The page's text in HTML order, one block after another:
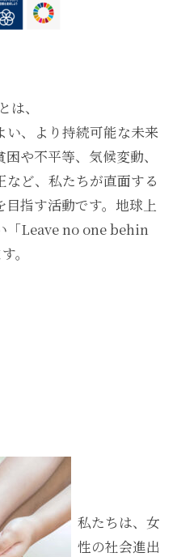
、
い、より持続可能な未来
や不平等、気候変動、
ど、私たちが直面する
指す活動です。地球上
「Leave no one behin
。
私たちは、女
性の社会進出